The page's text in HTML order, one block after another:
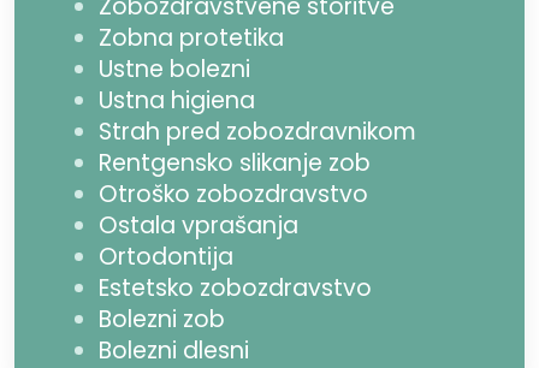
Zobozdravstvene storitve
Zobna protetika
Ustne bolezni
Ustna higiena
Strah pred zobozdravnikom
Rentgensko slikanje zob
Otroško zobozdravstvo
Ostala vprašanja
Ortodontija
Estetsko zobozdravstvo
Bolezni zob
Bolezni dlesni